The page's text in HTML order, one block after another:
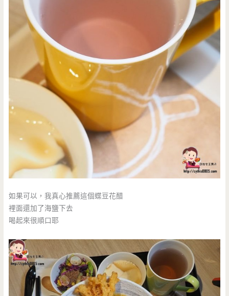
如果可以，我真心推薦這個蝶豆花醋
裡面還加了海鹽下去
喝起來很順口耶